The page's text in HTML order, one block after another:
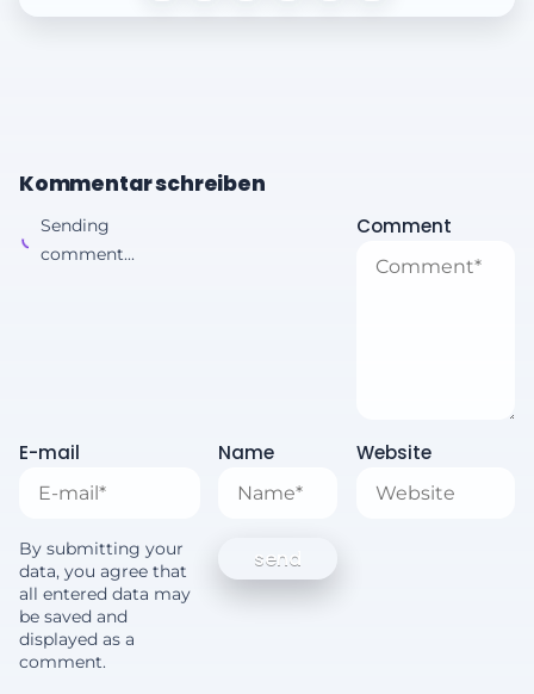
Kommentar schreiben
Sending
comment...
Comment
E-mail Name Website
By submitting your
data, you agree that
all entered data may
be saved and
displayed as a
comment.